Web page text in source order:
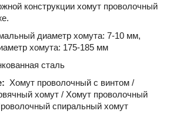
конструкции хомут проволочный
диаметр хомута: 7-10 мм,
хомута: 175-185 мм
сталь
Хомут проволочный с винтом /
хомут / Хомут проволочный
спиральный хомут